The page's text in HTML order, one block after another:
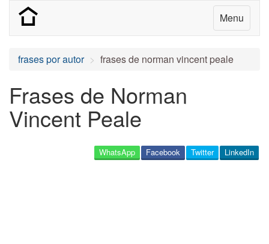
Menu
frases por autor frases de norman vincent peale
Frases de Norman
Vincent Peale
LinkedIn
Twitter
Facebook
WhatsApp